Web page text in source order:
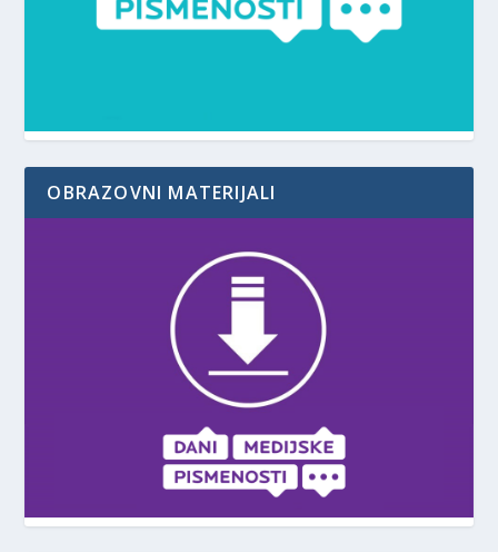
OBRAZOVNI MATERIJALI